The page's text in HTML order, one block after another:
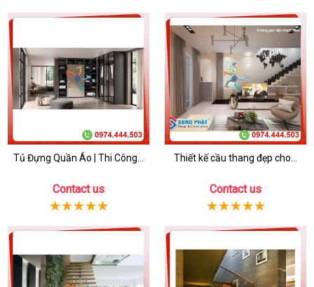
Tủ Đựng Quần Áo | Thi Công...
Contact us
Thiết kế cầu thang đẹp cho...
Contact us